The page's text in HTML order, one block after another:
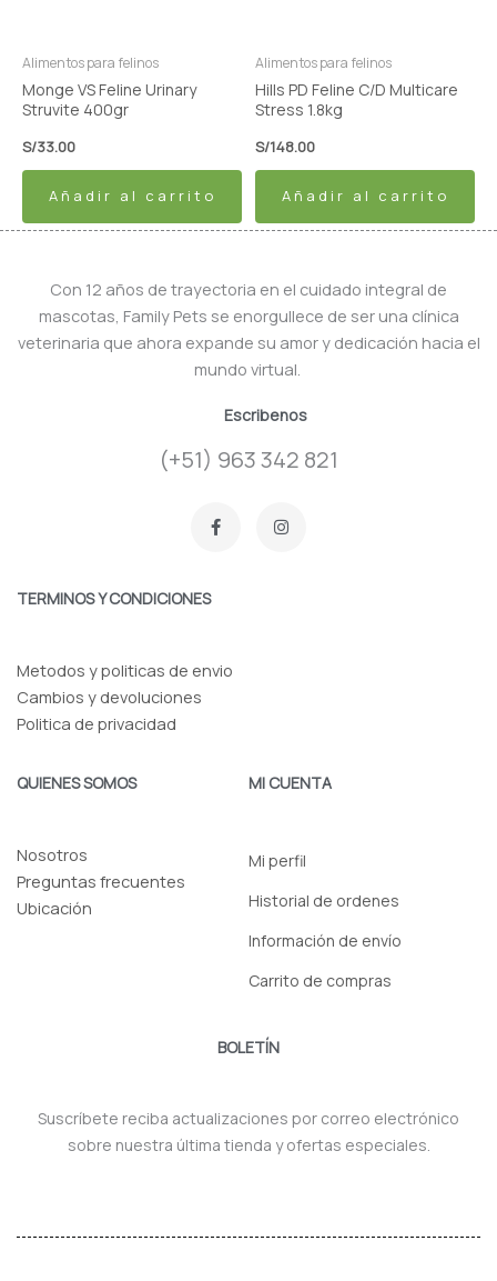
Alimentos para felinos
Monge VS Feline Urinary
Struvite 400gr
S/33.00
Añadir al carrito
Alimentos para felinos
Hills PD Feline C/D Multicare
Stress 1.8kg
S/148.00
Añadir al carrito
Con 12 años de trayectoria en el cuidado integral de
mascotas, Family Pets se enorgullece de ser una clínica
veterinaria que ahora expande su amor y dedicación hacia el
mundo virtual.
Escribenos
(+51) 963 342 821
a
c
n
TERMINOS Y CONDICIONES
Metodos y politicas de envio
Cambios y devoluciones
Politica de privacidad
QUIENES SOMOS
Nosotros
Preguntas frecuentes
Ubicación
MI CUENTA
Mi perfil
Historial de ordenes
Información de envío
Carrito de compras
BOLETÍN
Suscríbete reciba actualizaciones por correo electrónico
sobre nuestra última tienda y ofertas especiales.